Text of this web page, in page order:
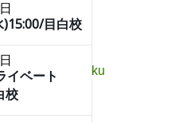
)15:00/目白校
イベート
校